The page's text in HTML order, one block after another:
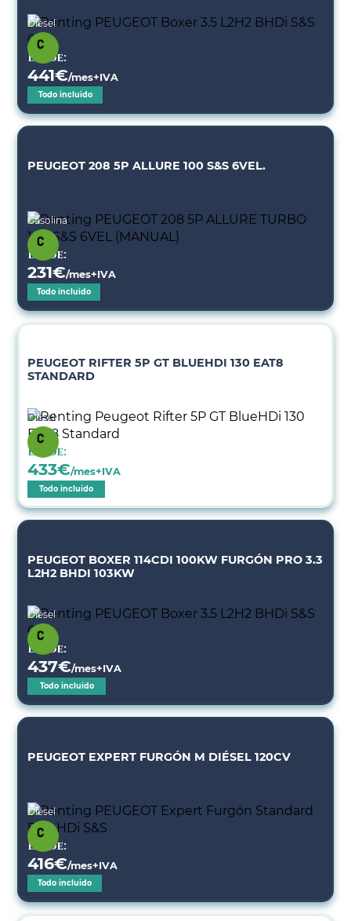
Diésel
Desde:
441€/mes+IVA
Todo incluido
PEUGEOT 208 5P ALLURE 100 S&S 6VEL.
Gasolina
Desde:
231€/mes+IVA
Todo incluido
PEUGEOT RIFTER 5P GT BLUEHDI 130 EAT8
STANDARD
Diésel
Desde:
433€/mes+IVA
Todo incluido
PEUGEOT BOXER 114CDI 100KW FURGÓN PRO 3.3
L2H2 BHDI 103KW
Diésel
Desde:
437€/mes+IVA
Todo incluido
PEUGEOT EXPERT FURGÓN M DIÉSEL 120CV
Diésel
Desde:
416€/mes+IVA
Todo incluido